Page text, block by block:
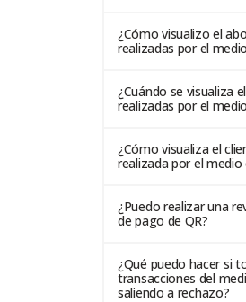
¿Cómo visualizo el
realizadas por el
¿Cuándo se visualiza
realizadas por el
¿Cómo visualiza el
realizada por el medio
¿Puedo realizar una
de pago de QR?
¿Qué puedo hacer si
transacciones del
saliendo a rechazo?